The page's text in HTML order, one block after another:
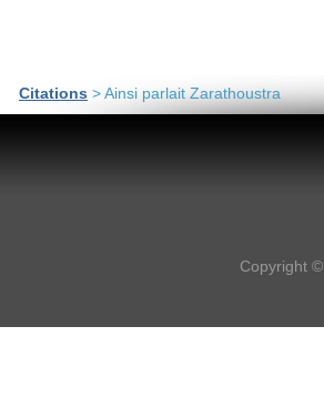
Citations > Ainsi parlait Zarathoustra
Copyright ©